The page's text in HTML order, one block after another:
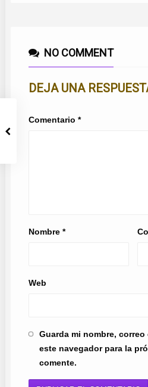
NO COMMENT
DEJA UNA
Comentario *
Nombre *
Web
Guarda mi nombre,
este navegador para la
comente.